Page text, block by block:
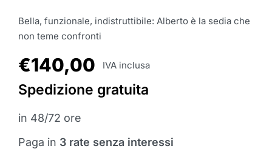
Bella, funzionale, indistruttibile: Alberto è la sedia che
non teme confronti
€140,00 IVA inclusa
Spedizione gratuita
in 48/72 ore
Paga in 3 rate senza interessi